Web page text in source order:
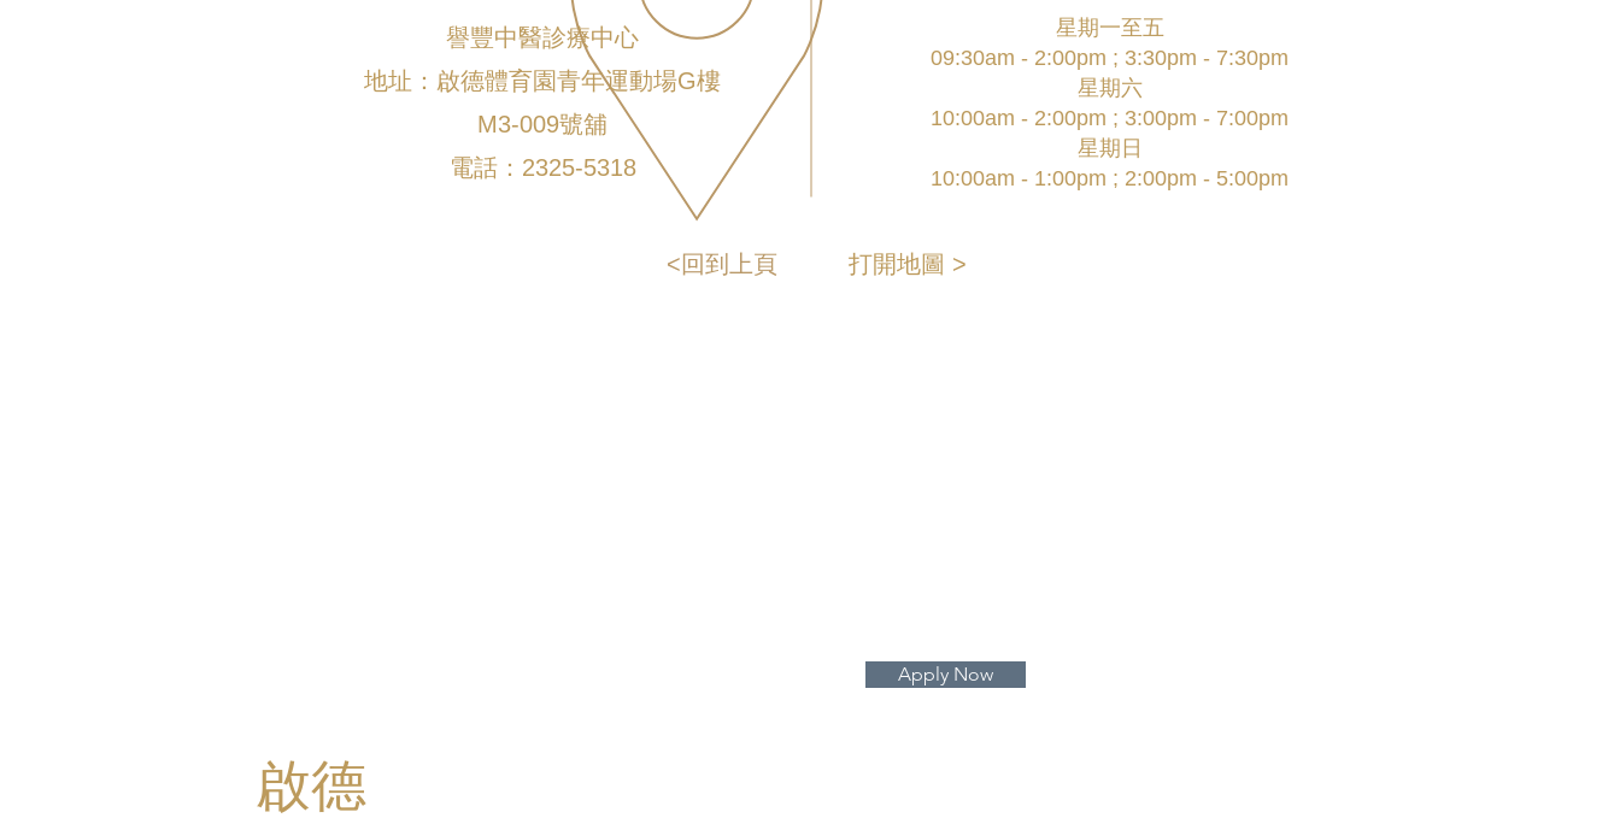
​譽豐中醫診療中心
地址：啟德體育園青年運動場G樓
M3-009號​舖
電話：2325-5318
星期一至五
09:30am - 2:00pm ; 3:30pm - 7:30pm
星期六
10:00am - 2:00pm ; 3:00pm - 7:00pm
星期日
10:00am - 1:00pm ; 2:00pm - 5:00pm
<回到上頁 打開地圖 >
Apply Now
啟德